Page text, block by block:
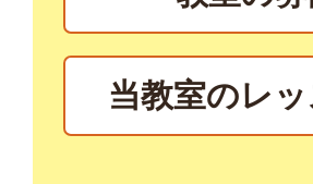
当教室のレ